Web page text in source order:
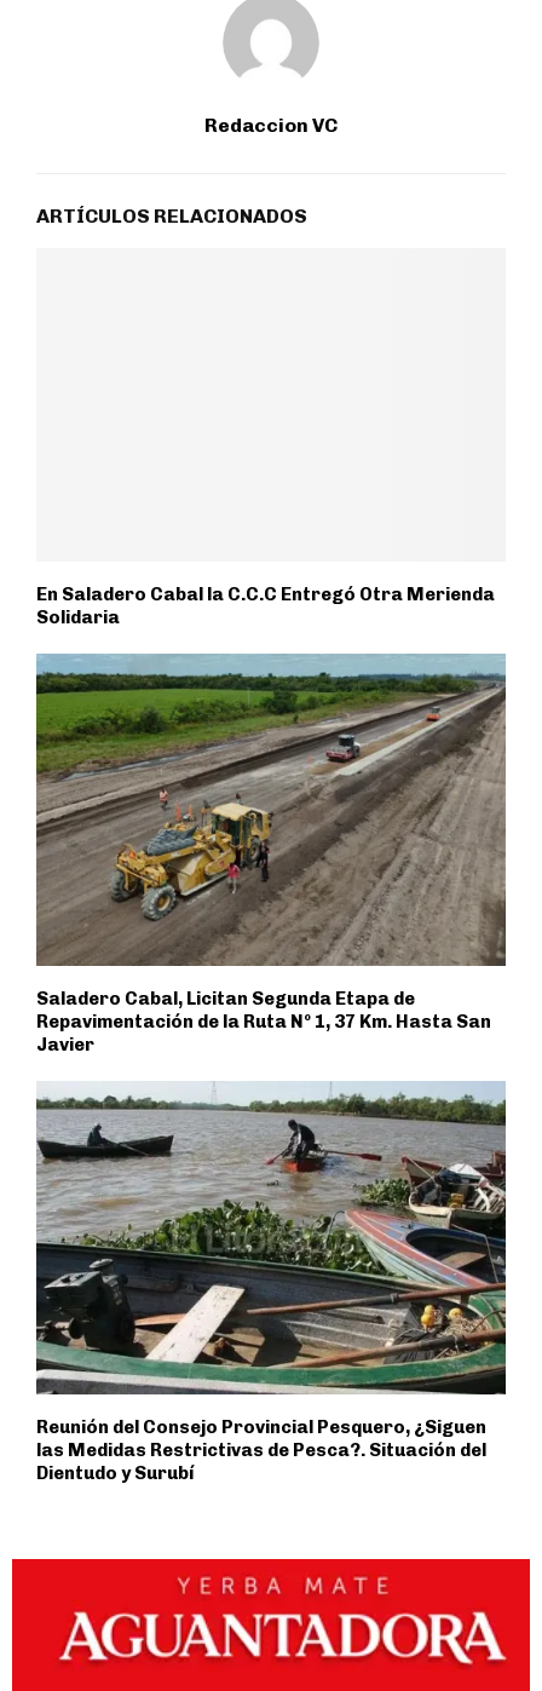
Redaccion VC
ARTÍCULOS RELACIONADOS
En Saladero Cabal la C.C.C Entregó Otra Merienda
Solidaria
Saladero Cabal, Licitan Segunda Etapa de
Repavimentación de la Ruta Nº 1, 37 Km. Hasta San
Javier
Reunión del Consejo Provincial Pesquero, ¿Siguen
las Medidas Restrictivas de Pesca?. Situación del
Dientudo y Surubí